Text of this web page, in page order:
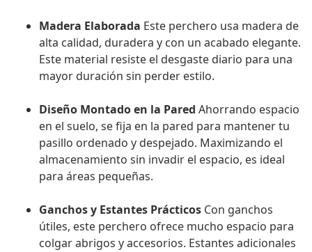
Madera Elaborada Este perchero usa madera de
alta calidad, duradera y con un acabado elegante.
Este material resiste el desgaste diario para una
mayor duración sin perder estilo.
Diseño Montado en la Pared Ahorrando espacio
en el suelo, se fija en la pared para mantener tu
pasillo ordenado y despejado. Maximizando el
almacenamiento sin invadir el espacio, es ideal
para áreas pequeñas.
Ganchos y Estantes Prácticos Con ganchos
útiles, este perchero ofrece mucho espacio para
colgar abrigos y accesorios. Estantes adicionales